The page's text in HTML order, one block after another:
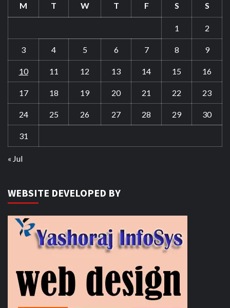
M T W T F S S
1 2
3 4 5 6 7 8 9
10 11 12 13 14 15 16
17 18 19 20 21 22 23
24 25 26 27 28 29 30
31
« Jul
WEBSITE DEVELOPED BY